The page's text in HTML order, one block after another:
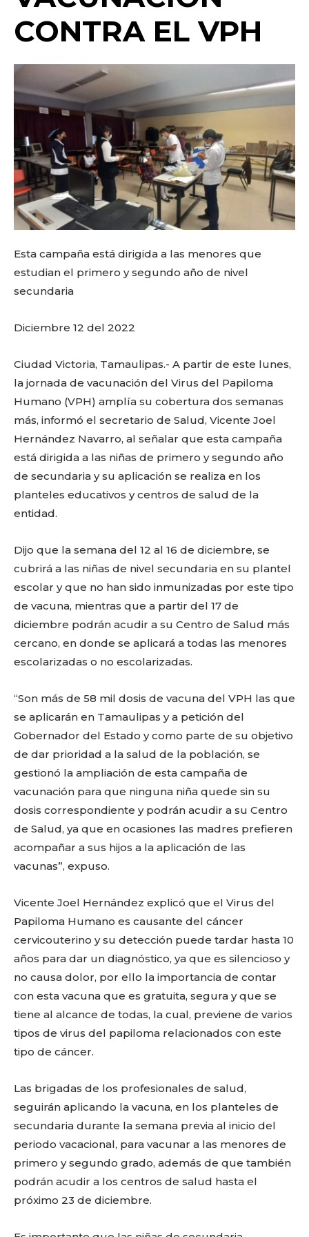
k
CONTRA EL VPH
Esta campaña está dirigida a las menores que
estudian el primero y segundo año de nivel
secundaria
Diciembre 12 del 2022
Ciudad Victoria, Tamaulipas.- A partir de este lunes,
la jornada de vacunación del Virus del Papiloma
Humano (VPH) amplía su cobertura dos semanas
más, informó el secretario de Salud, Vicente Joel
Hernández Navarro, al señalar que esta campaña
está dirigida a las niñas de primero y segundo año
de secundaria y su aplicación se realiza en los
planteles educativos y centros de salud de la
entidad.
Dijo que la semana del 12 al 16 de diciembre, se
cubrirá a las niñas de nivel secundaria en su plantel
escolar y que no han sido inmunizadas por este tipo
de vacuna, mientras que a partir del 17 de
diciembre podrán acudir a su Centro de Salud más
cercano, en donde se aplicará a todas las menores
escolarizadas o no escolarizadas.
“Son más de 58 mil dosis de vacuna del VPH las que
se aplicarán en Tamaulipas y a petición del
Gobernador del Estado y como parte de su objetivo
de dar prioridad a la salud de la población, se
gestionó la ampliación de esta campaña de
vacunación para que ninguna niña quede sin su
dosis correspondiente y podrán acudir a su Centro
de Salud, ya que en ocasiones las madres prefieren
acompañar a sus hijos a la aplicación de las
vacunas”, expuso.
Vicente Joel Hernández explicó que el Virus del
Papiloma Humano es causante del cáncer
cervicouterino y su detección puede tardar hasta 10
años para dar un diagnóstico, ya que es silencioso y
no causa dolor, por ello la importancia de contar
con esta vacuna que es gratuita, segura y que se
tiene al alcance de todas, la cual, previene de varios
tipos de virus del papiloma relacionados con este
tipo de cáncer.
Las brigadas de los profesionales de salud,
seguirán aplicando la vacuna, en los planteles de
secundaria durante la semana previa al inicio del
periodo vacacional, para vacunar a las menores de
primero y segundo grado, además de que también
podrán acudir a los centros de salud hasta el
próximo 23 de diciembre.